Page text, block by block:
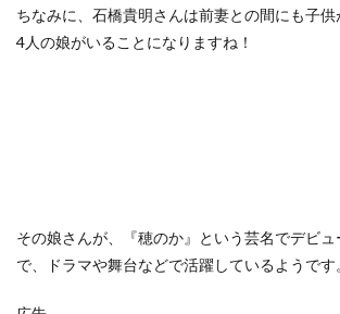
ちなみに、石橋貴明さんは前妻との間にも子供
4人の娘がいることになりますね！
その娘さんが、『穂のか』という芸名でデビュ
で、ドラマや舞台などで活躍しているようです